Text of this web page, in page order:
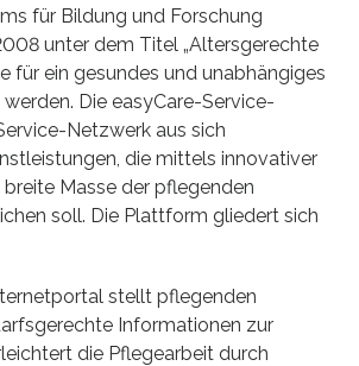
für Bildung und Forschung
unter dem Titel „Altersgerechte
für ein gesundes und unabhängiges
Die easyCare-Service-
Netzwerk aus sich
die mittels innovativer
Masse der pflegenden
soll. Die Plattform gliedert sich
stellt pflegenden
Informationen zur
die Pflegearbeit durch